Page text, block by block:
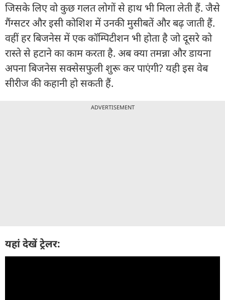
जिसके लिए वो कुछ गलत लोगों से हाथ भी मिला लेती हैं. जैसे
गैंग्सटर और इसी कोशिश में उनकी मुसीबतें और बढ़ जाती हैं.
वहीं हर बिजनेस में एक कॉम्पिटीशन भी होता है जो दूसरे को
रास्ते से हटाने का काम करता है. अब क्या तमन्ना और डायना
अपना बिजनेस सक्सेसफुली शुरू कर पाएंगी? यही इस वेब
सीरीज की कहानी हो सकती हैं.
ADVERTISEMENT
यहां देखें ट्रेलर: